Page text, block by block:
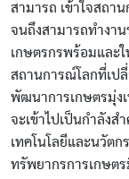
สามารถ เข้าใจสถา
จนถึงสามารถทำงา
เกษตรกรพร้อมและ
สถานการณ์โลกที่เป
พัฒนาการเกษตรมุ่ง
จะเข้าไปเป็นกำลัง
เทคโนโลยีและนวัต
ทรัพยากรการเกษต